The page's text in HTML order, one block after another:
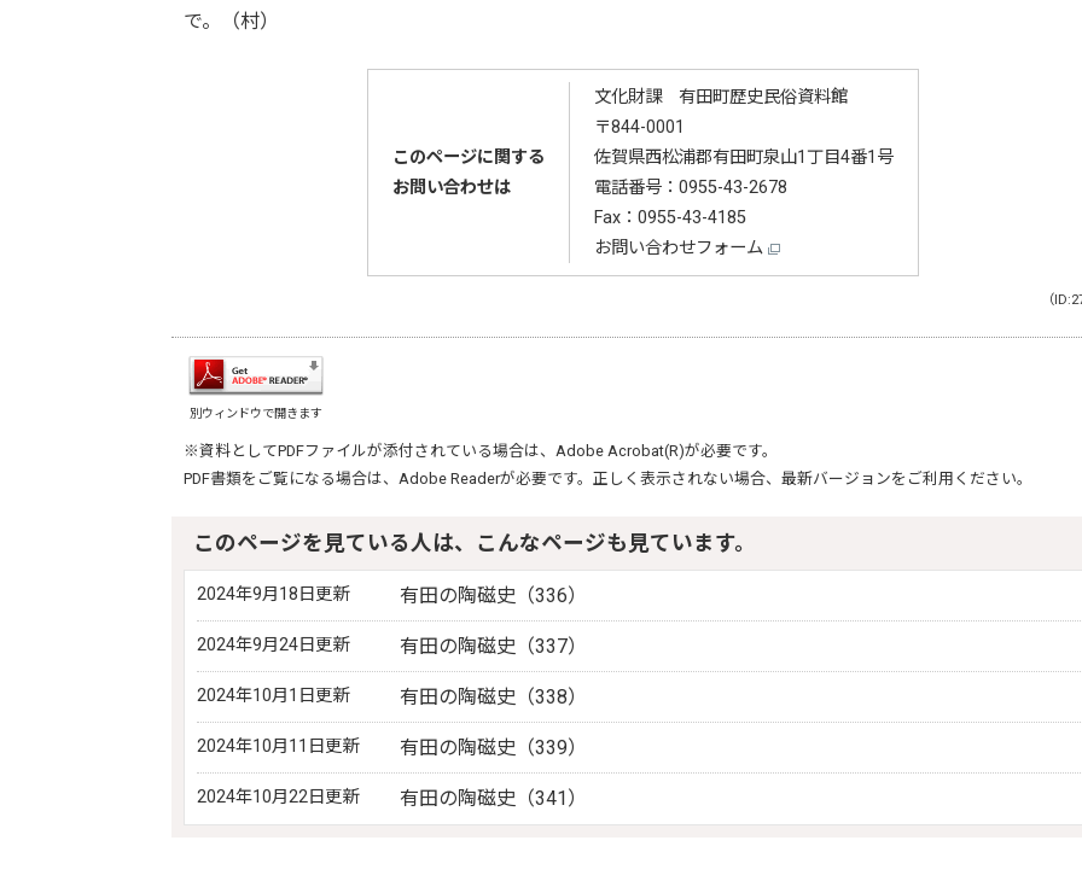
で。（村）
このページに関する
お問い合わせは
文化財課 有田町歴史民俗資料館
〒844-0001
佐賀県西松浦郡有田町泉山1丁目4番1号
電話番号： 0955-43-2678
Fax：0955-43-4185
お問い合わせフォーム
（
別ウィンドウで開きます
※資料としてPDFファイルが添付されている場合は、 Adobe Acrobat(R)が必要です。
PDF書類をご覧になる場合は、 Adobe Readerが必要です。正しく表示されない場合、最新バージョンをご利用ください。
このページを見ている人は、こんなページも見ています。
2024年9月18日更新 有田の陶磁史（336）
2024年9月24日更新 有田の陶磁史（337）
2024年10月1日更新 有田の陶磁史（338）
2024年10月11日更新 有田の陶磁史（339）
2024年10月22日更新 有田の陶磁史（341）